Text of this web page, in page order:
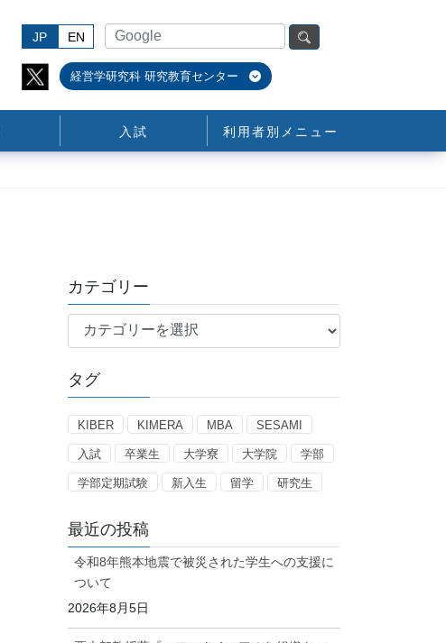
JP EN
経営学研究科 研究教育センター
入試 利用者別メニュー
カテゴリー
テ
リ
タグ
KIBER KIMERA MBA SESAMI
入試 卒業生 大学寮 大学院 学部
学部定期試験 新入生 留学 研究生
最近の投稿
令和8年熊本地震で被災された学生への支援に
ついて
2026年8月5日